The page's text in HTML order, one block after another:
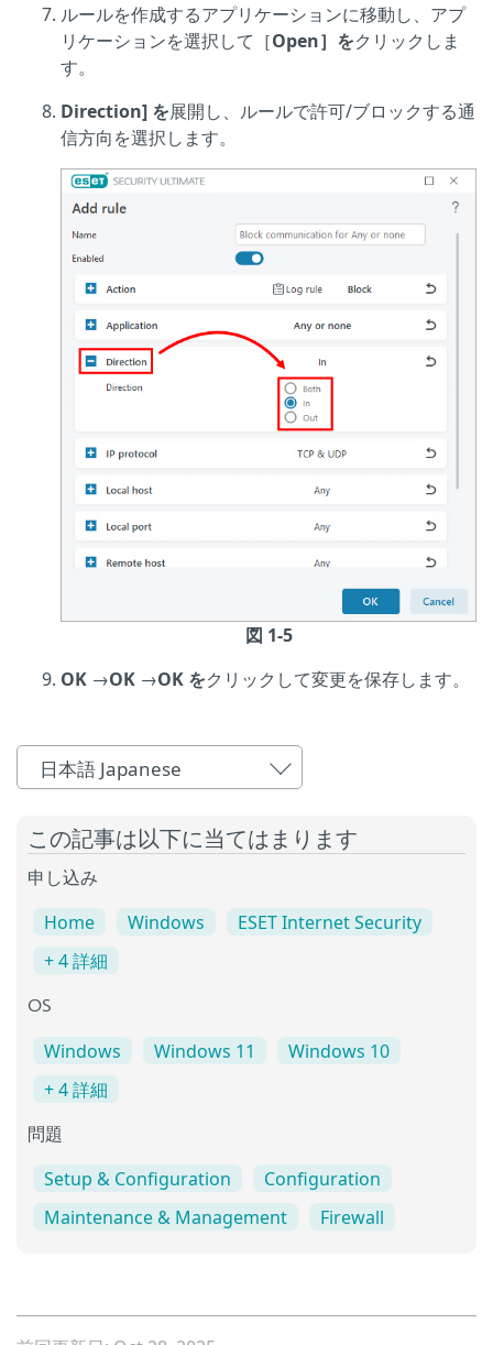
ルールを作成するアプリケーションに移動し、アプ
リケーションを選択して［Open］をクリックしま
す。
Direction] を展開し、ルールで許可/ブロックする通
信方向を選択します。
図 1-5
OK →OK →OK をクリックして変更を保存します。
日本語 Japanese
この記事は以下に当てはまります
申し込み
Home Windows
ESET Internet Security
+ 4 詳細
OS
Windows Windows 11
Windows 10
+ 4 詳細
問題
Setup & Configuration
Configuration
Maintenance & Management
Firewall